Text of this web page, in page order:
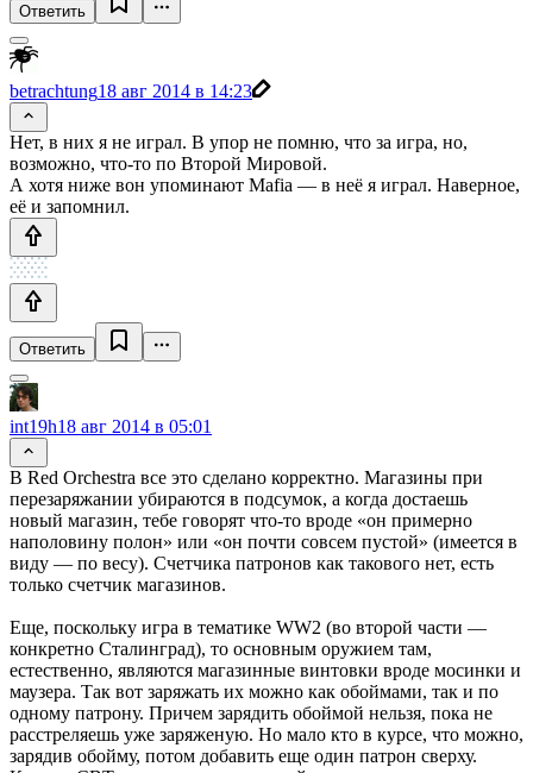
Ответить
betrachtung18 авг 2014 в 14:23
Нет, в них я не играл. В упор не помню, что за игра, но,
возможно, что-то по Второй Мировой.
А хотя ниже вон упоминают Mafia — в неё я играл. Наверное,
её и запомнил.
Ответить
int19h18 авг 2014 в 05:01
В Red Orchestra все это сделано корректно. Магазины при
перезаряжании убираются в подсумок, а когда достаешь
новый магазин, тебе говорят что-то вроде «он примерно
наполовину полон» или «он почти совсем пустой» (имеется в
виду — по весу). Счетчика патронов как такового нет, есть
только счетчик магазинов.
Еще, поскольку игра в тематике WW2 (во второй части —
конкретно Сталинград), то основным оружием там,
естественно, являются магазинные винтовки вроде мосинки и
маузера. Так вот заряжать их можно как обоймами, так и по
одному патрону. Причем зарядить обоймой нельзя, пока не
расстреляешь уже заряженую. Но мало кто в курсе, что можно,
зарядив обойму, потом добавить еще один патрон сверху.